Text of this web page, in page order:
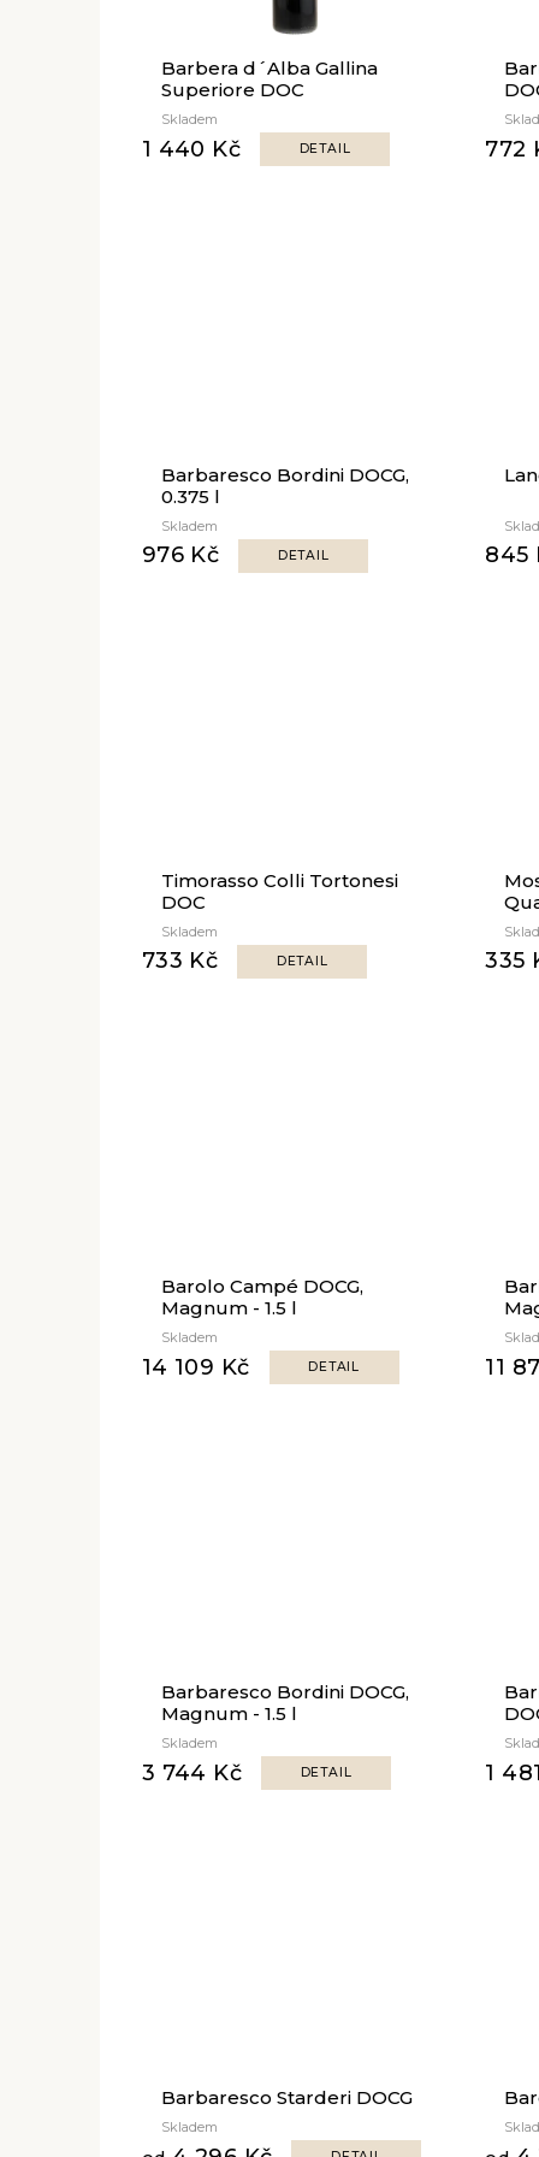
d
u
k
Barbera d´Alba Gallina
Superiore DOC
Skladem
1 440 Kč DETAIL 772
Barbaresco Bordini DOCG,
0.375 l
Skladem
976 Kč DETAIL 845
Timorasso Colli Tortonesi
DOC
Skladem
733 Kč DETAIL 335
Barolo Campé DOCG,
Magnum - 1.5 l
Skladem
14 109 Kč DETAIL 11
Barbaresco Bordini DOCG,
Magnum - 1.5 l
Skladem
3 744 Kč DETAIL 1
Barbaresco Starderi DOCG
Skladem